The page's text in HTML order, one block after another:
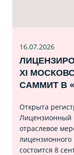
16.07.2026
XI
САММИТ В
Открыта
Лицензионный
отраслевое
состоится 8